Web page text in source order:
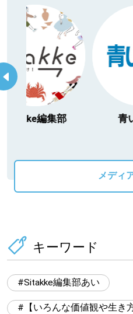
編集部 青い
メディ
キーワード
Sitakke編集部あい
【いろんな価値観や生き